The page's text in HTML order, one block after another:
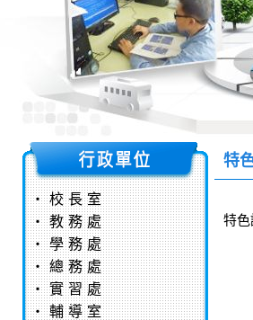
‧校長室
‧教務處
‧學務處
‧總務處
‧實習處
‧輔導室
特
特